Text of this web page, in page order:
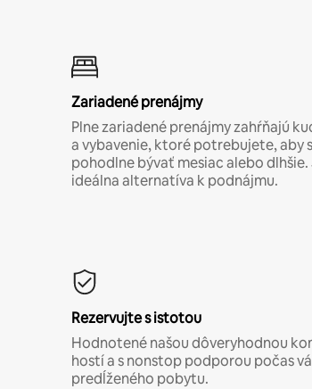
Zariadené prenájmy
Plne zariadené prenájmy zahŕňajú
a vybavenie, ktoré potrebujete, aby
pohodlne bývať mesiac alebo dlhšie.
ideálna alternatíva k podnájmu.
Rezervujte s istotou
Hodnotené našou dôveryhodnou
hostí a s nonstop podporou počas
predĺženého pobytu.